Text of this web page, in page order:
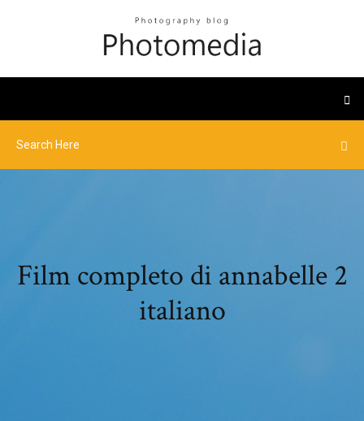
Film completo di annabelle 2
italiano